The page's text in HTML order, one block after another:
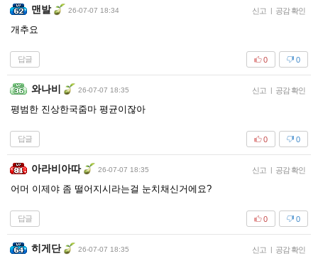
맨발 26-07-07 18:34 신고 | 공감 확인
개추요
답글 0
0
와나비 26-07-07 18:35 신고 | 공감 확인
평범한 진상한국줌마 평균이잖아
답글 0
0
아라비아따 26-07-07 18:35 신고 | 공감 확인
어머 이제야 좀 떨어지시라는걸 눈치채신거에요?
답글 0
0
히게단 26-07-07 18:35 신고 | 공감 확인